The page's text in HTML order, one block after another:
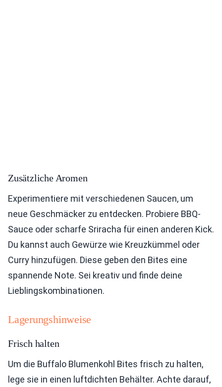
Zusätzliche Aromen
Experimentiere mit verschiedenen Saucen, um
neue Geschmäcker zu entdecken. Probiere BBQ-
Sauce oder scharfe Sriracha für einen anderen Kick.
Du kannst auch Gewürze wie Kreuzkümmel oder
Curry hinzufügen. Diese geben den Bites eine
spannende Note. Sei kreativ und finde deine
Lieblingskombinationen.
Lagerungshinweise
Frisch halten
Um die Buffalo Blumenkohl Bites frisch zu halten,
lege sie in einen luftdichten Behälter. Achte darauf,